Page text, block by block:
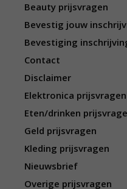
Beauty prijsvragen
Bevestig jouw
Bevestiging
Contact
Disclaimer
Elektronica prijsvragen
Eten/drinken
Geld prijsvragen
Kleding prijsvragen
Nieuwsbrief
Overige prijsvragen